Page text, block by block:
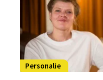
Personalie